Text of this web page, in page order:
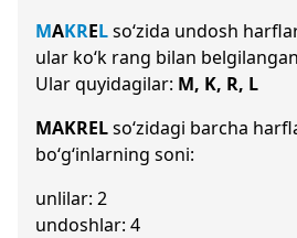
MAKRELso‘zida undosh
ular ko‘k rang bilan
Ular quyidagilar: M, K, R, L
MAKRELso‘zidagi barcha
bo‘g‘inlarning soni:
unlilar: 2
undoshlar: 4